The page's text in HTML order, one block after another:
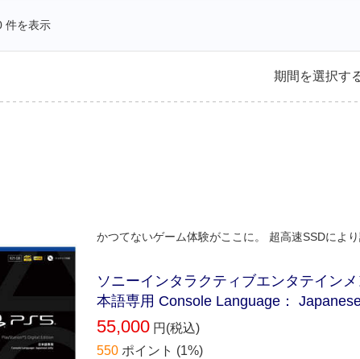
件を表示
期間を選択す
かつてないゲーム体験がここに。 超高速SSDによ
ソニーインタラクティブエンタテイン
本語専用 Console Language：
55,000 円(税込)
550 ポイント (1%)